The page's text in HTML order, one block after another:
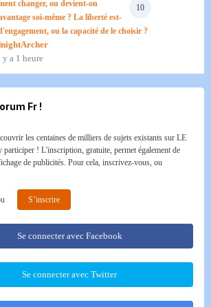
10
changer, ou devient-on
soi-même ? La liberté est-
ou la capacité de le choisir ?
a 1 heure
Fr !
les centaines de milliers de sujets existants sur LE
participer ! L'inscription, gratuite, permet également de
de publicités. Pour cela, inscrivez-vous, ou
S’inscrire
Se connecter avec Facebook
Se connecter avec Twitter